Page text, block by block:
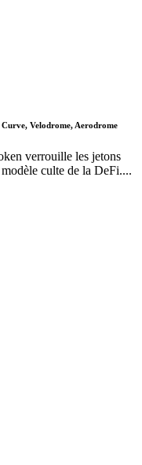
Velodrome, Aerodrome
verrouille les jetons
culte de la DeFi....